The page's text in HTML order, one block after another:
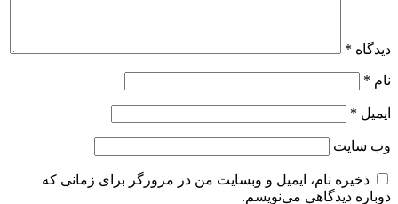
دیدگاه *
نام *
ایمیل *
وب‌ سایت
ذخیره نام، ایمیل و وبسایت من در مرورگر برای زمانی که
دوباره دیدگاهی می‌نویسم.